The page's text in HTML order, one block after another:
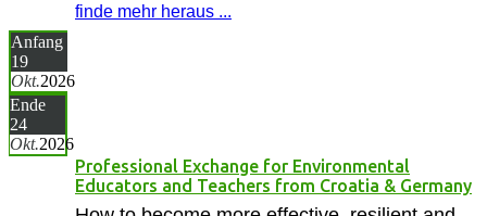
finde mehr heraus ...
Anfang
19
Okt.2026
Ende
24
Okt.2026
Professional Exchange for Environmental
Educators and Teachers from Croatia & Germany